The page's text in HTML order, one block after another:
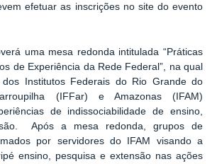
efetuar as inscrições no site do evento
uma mesa redonda intitulada “Práticas
de Experiência da Rede Federal”, na qual
dos Institutos Federais do Rio Grande do
(IFFar) e Amazonas (IFAM)
de indissociabilidade de ensino,
Após a mesa redonda, grupos de
por servidores do IFAM visando a
ensino, pesquisa e extensão nas ações